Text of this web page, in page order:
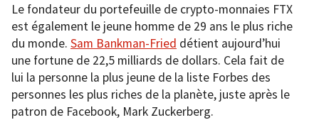
Le fondateur du portefeuille de crypto-monnaies FTX
est également le jeune homme de 29 ans le plus riche
du monde. Sam Bankman-Fried détient aujourd’hui
une fortune de 22,5 milliards de dollars. Cela fait de
lui la personne la plus jeune de la liste Forbes des
personnes les plus riches de la planète, juste après le
patron de Facebook, Mark Zuckerberg.